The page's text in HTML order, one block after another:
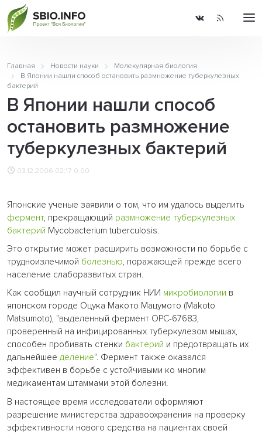
Главная Новости науки
Молекулярная биология
В Японии нашли способ остановить размножение туберкулезных
бактерий
В Японии нашли способ
остановить размножение
туберкулезных бактерий
03.12.2006 02:17 0.00
Японские ученые заявили о том, что им удалось выделить
фермент, прекращающий размножение туберкулезных
бактерий Mycobacterium tuberculosis.
Это открытие может расширить возможности по борьбе с
трудноизлечимой болезнью, поражающей прежде всего
население слаборазвитых стран.
Как сообщил научный сотрудник НИИ микробиологии в
японском городе Оцука Макото Мацумото (Makoto
Matsumoto), "выделенный фермент ОРС-67683,
проверенный на инфицированных туберкулезом мышах,
способен пробивать стенки бактерий и предотвращать их
дальнейшее деление". Фермент также оказался
эффективен в борьбе с устойчивыми ко многим
медикаментам штаммами этой болезни.
В настоящее время исследователи оформляют
разрешение министерства здравоохранения на проверку
эффективности нового средства на пациентах своей